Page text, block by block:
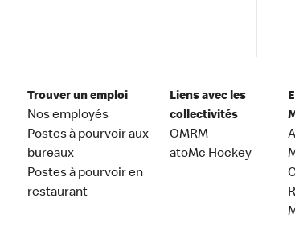
Trouver un emploi
Nos employés
Postes à pourvoir aux
bureaux
Postes à pourvoir en
restaurant
Liens avec les
collectivités
OMRM
atoMc Hockey